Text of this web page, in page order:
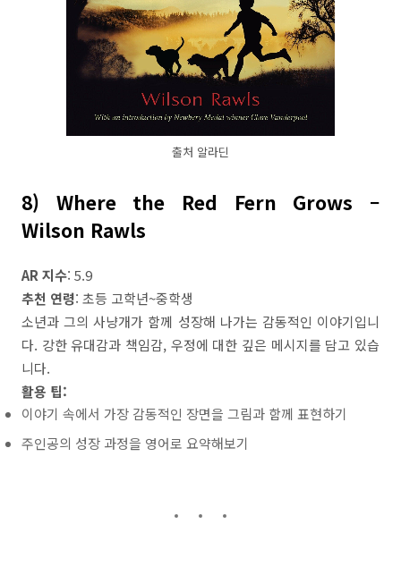
출처 알라딘
8) Where the Red Fern Grows –
Wilson Rawls
AR 지수: 5.9
추천 연령: 초등 고학년~중학생
소년과 그의 사냥개가 함께 성장해 나가는 감동적인 이야기입니
다. 강한 유대감과 책임감, 우정에 대한 깊은 메시지를 담고 있습
니다.
활용 팁:
이야기 속에서 가장 감동적인 장면을 그림과 함께 표현하기
주인공의 성장 과정을 영어로 요약해보기